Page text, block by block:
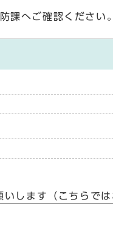
課へご確認ください。
いします（こちらで